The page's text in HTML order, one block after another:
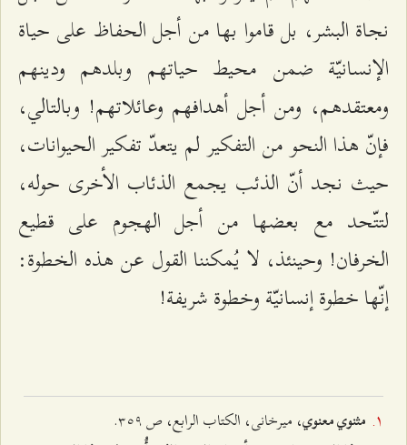
نجاة البشر، بل قاموا بها من أجل الحفاظ على حياة
الإنسانيّة ضمن محيط حياتهم وبلدهم ودينهم
ومعتقدهم، ومن أجل أهدافهم وعائلاتهم! وبالتالي،
فإنّ هذا النحو من التفكير لم يتعدّ تفكير الحيوانات،
حيث نجد أنّ الذئب يجمع الذئاب الأخرى حوله،
لتتّحد مع بعضها من أجل الهجوم على قطيع
الخرفان! وحينئذ، لا يُمكننا القول عن هذه الخطوة:
إنّها خطوة إنسانيّة وخطوة شريفة!
مثنوي معنوي، میرخانی، الكتاب الرابع، ص ٣٥٩.